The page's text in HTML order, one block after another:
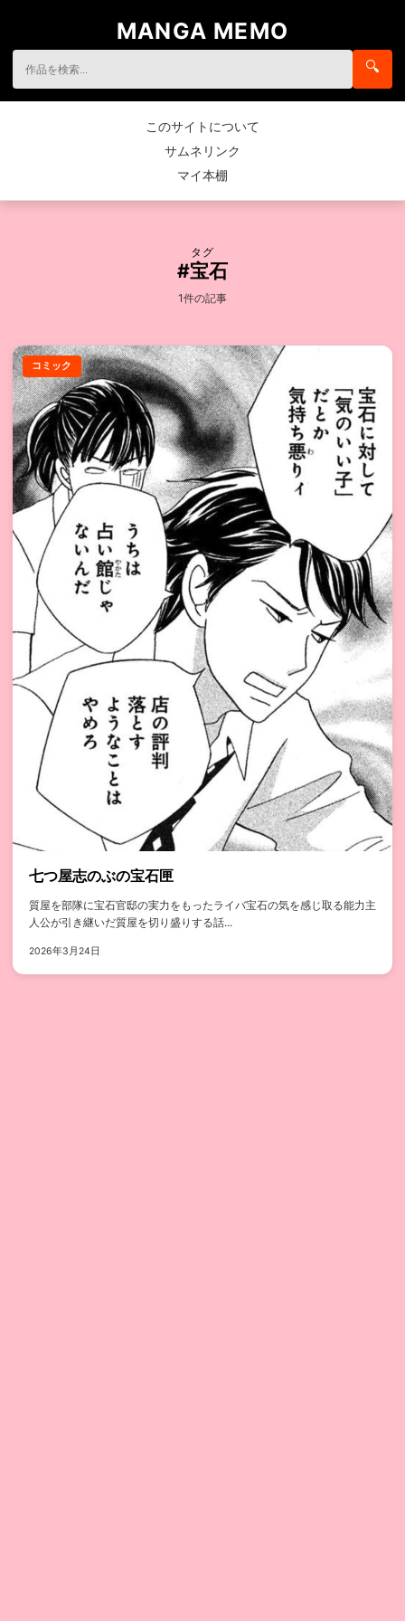
MANGA MEMO
🔍
このサイトについて
サムネリンク
マイ本棚
タグ
#宝石
1件の記事
コミック
七つ屋志のぶの宝石匣
質屋を部隊に宝石官邸の実力をもったライバ宝石の気を感じ取る能力主
人公が引き継いだ質屋を切り盛りする話...
2026年3月24日